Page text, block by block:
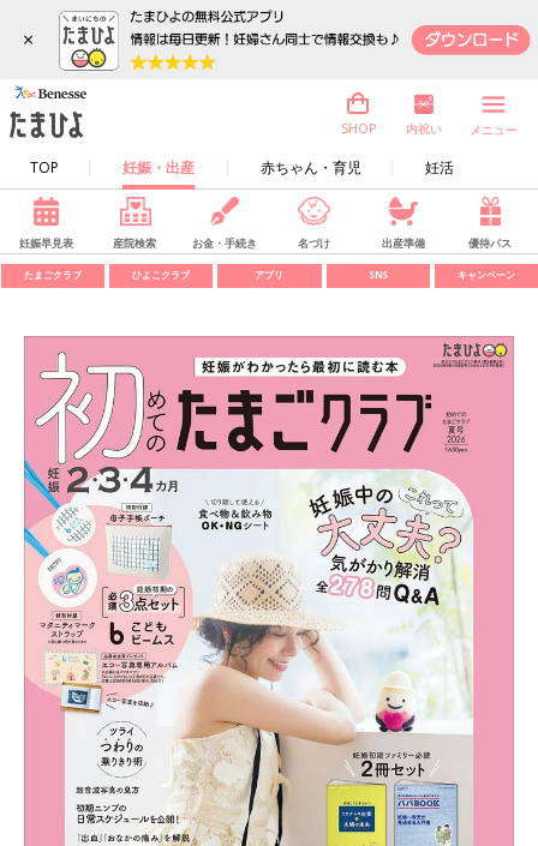
×
TOP 妊娠・出産 赤ちゃん・育児 妊活
SHOP 内祝い メニュー
妊娠早見表 産院検索 お金・手続き 名づけ 出産準備 優待パス
たまごクラブ ひよこクラブ アプリ SNS キャンペーン